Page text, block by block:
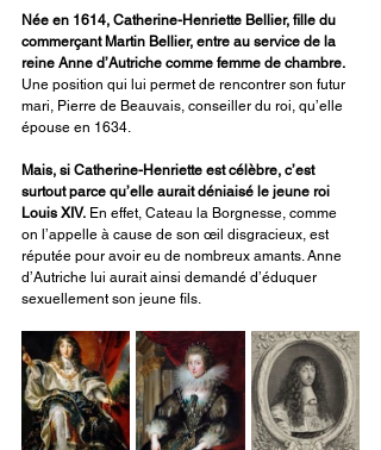
Née en 1614, Catherine-Henriette Bellier, fille du
commerçant Martin Bellier, entre au service de la
reine Anne d’Autriche comme femme de chambre.
Une position qui lui permet de rencontrer son futur
mari, Pierre de Beauvais, conseiller du roi, qu’elle
épouse en 1634.
Mais, si Catherine-Henriette est célèbre, c’est
surtout parce qu’elle aurait déniaisé le jeune roi
Louis XIV. En effet, Cateau la Borgnesse, comme
on l’appelle à cause de son œil disgracieux, est
réputée pour avoir eu de nombreux amants. Anne
d’Autriche lui aurait ainsi demandé d’éduquer
sexuellement son jeune fils.